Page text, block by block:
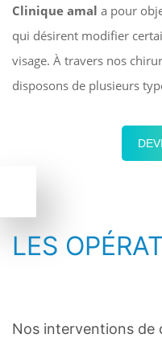
Clinique amal a pour
qui désirent modifier
visage. À travers nos
disposons de plusieurs
LES
Nos interventions de